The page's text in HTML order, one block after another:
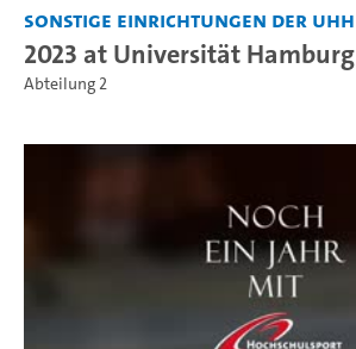
Sonstige Einrichtungen der UHH
2023 at Universität Hamburg
Abteilung 2